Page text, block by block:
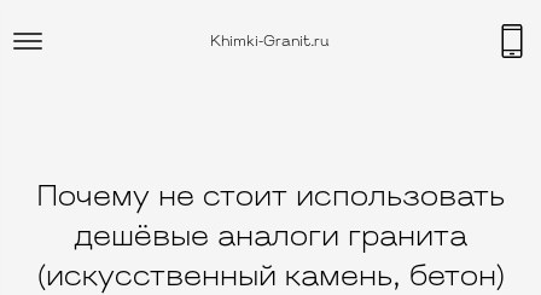
Khimki-Granit.ru
Почему не стоит использовать
дешёвые аналоги гранита
(искусственный камень, бетон)